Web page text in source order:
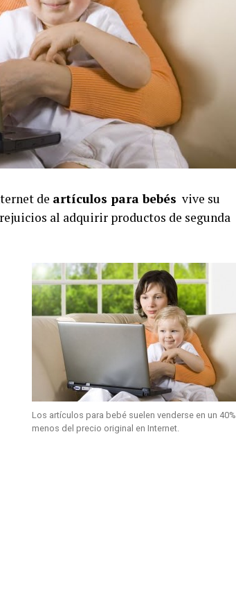
de artículos para bebés vive su
al adquirir productos de segunda
Los artículos para bebé suelen venderse en un 40%
menos del precio original en Internet.